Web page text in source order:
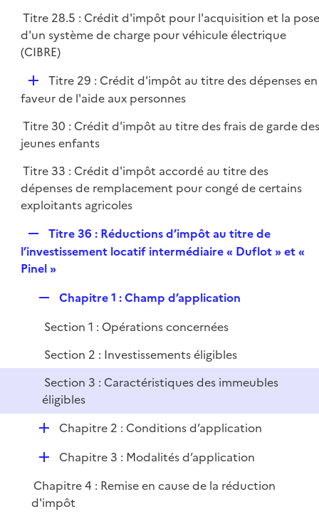
l
i
e
Titre 28.5 : Crédit d'impôt pour l'acquisition et la
d'un système de charge pour véhicule électrique
(CIBRE)
D
é
l
i
e
r
Titre 29 : Crédit d'impôt au titre des dépenses en
faveur de l'aide aux personnes
Titre 30 : Crédit d'impôt au titre des frais de garde
jeunes enfants
Titre 33 : Crédit d'impôt accordé au titre des
dépenses de remplacement pour congé de certains
exploitants agricoles
e
p
i
e
r
Titre 36 : Réductions d’impôt au titre de
l’investissement locatif intermédiaire « Duflot » et «
Pinel »
p
i
e
r
Chapitre 1 : Champ d’application
Section 1 : Opérations concernées
Section 2 : Investissements éligibles
Section 3 : Caractéristiques des immeubles
éligibles
D
i
e
Chapitre 2 : Conditions d’application
D
p
l
Chapitre 3 : Modalités d’application
Chapitre 4 : Remise en cause de la réduction
d'impôt